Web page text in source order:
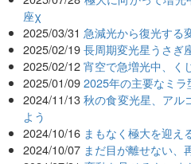
座χ
2025/03/31 急減光から復光する
2025/02/19 長周期変光星うさぎ
2025/02/12 宵空で急増光中、く
2025/01/09 2025年の主要なミ
2024/11/13 秋の食変光星、アル
よう
2024/10/16 まもなく極大を迎え
2024/10/07 まだ目が離せない、